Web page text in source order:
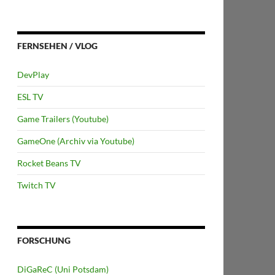
FERNSEHEN / VLOG
DevPlay
ESL TV
Game Trailers (Youtube)
GameOne (Archiv via Youtube)
Rocket Beans TV
Twitch TV
FORSCHUNG
DiGaReC (Uni Potsdam)